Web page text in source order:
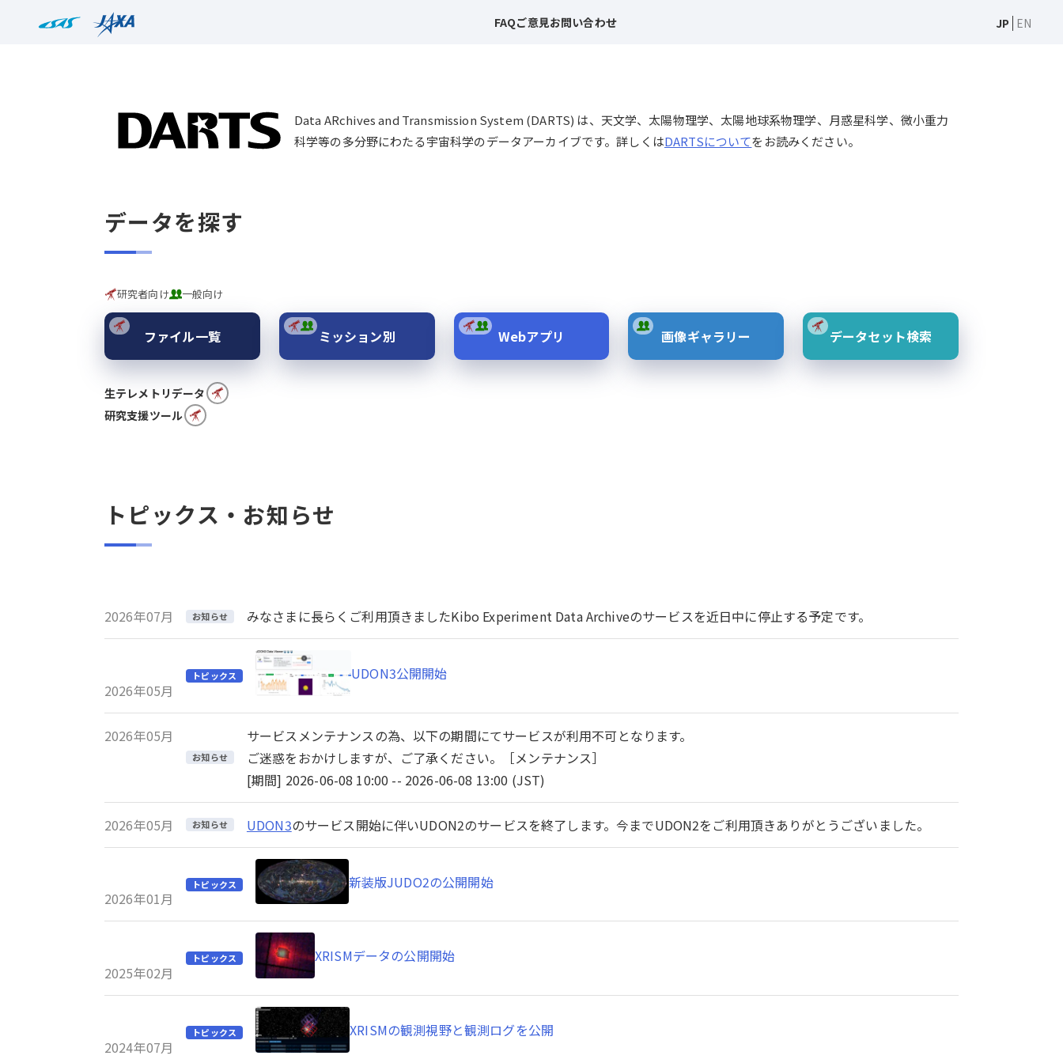
FAQご意見お問い合わせ JP EN
Data ARchives and Transmission System (DARTS) は、天文学、太陽物理学、太陽地球系物理学、月惑星科学、微小重力
科学等の多分野にわたる宇宙科学のデータアーカイブです。詳しくはDARTSについてをお読みください。
データを探す
研究者向け 一般向け
ファイル一覧 ミッション別 Webアプリ 画像ギャラリー データセット検索
生テレメトリデータ
研究支援ツール
トピックス・お知らせ
2026年07月 お知らせ みなさまに長らくご利用頂きましたKibo Experiment Data Archiveのサービスを近日中に停止する予定です。
2026年05月
トピックス UDON3公開開始
2026年05月
お知らせ
サービスメンテナンスの為、以下の期間にてサービスが利用不可となります。
ご迷惑をおかけしますが、ご了承ください。［メンテナンス］
[期間] 2026-06-08 10:00 -- 2026-06-08 13:00 (JST)
2026年05月 お知らせ UDON3のサービス開始に伴いUDON2のサービスを終了します。今までUDON2をご利用頂きありがとうございました。
2026年01月
トピックス 新装版JUDO2の公開開始
2025年02月
トピックス XRISMデータの公開開始
2024年07月
トピックス XRISMの観測視野と観測ログを公開